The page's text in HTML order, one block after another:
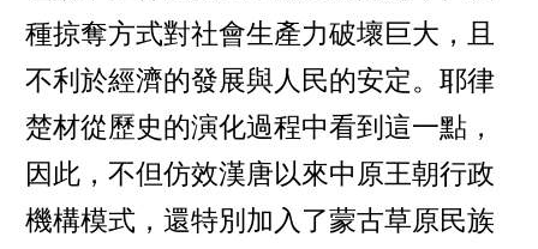
種掠奪方式對社會生產力破壞巨大，且
不利於經濟的發展與人民的安定。耶律
楚材從歷史的演化過程中看到這一點，
因此，不但仿效漢唐以來中原王朝行政
機構模式，還特別加入了蒙古草原民族